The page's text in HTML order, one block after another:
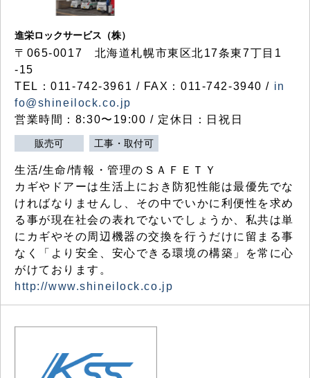
進栄ロックサービス（株）
〒065-0017 北海道札幌市東区北17条東7丁目1
-15
TEL：011-742-3961 / FAX：011-742-3940 / in
fo@shineilock.co.jp
営業時間：8:30〜19:00 / 定休日：日祝日
販売可 工事・取付可
生活/生命/情報・管理のＳＡＦＥＴＹ
カギやドアーは生活上におき防犯性能は最優先でな
ければなりませんし、その中でいかに利便性を求め
る事が現在社会の表れでないでしょうか、私共は単
にカギやその周辺機器の交換を行うだけに留まる事
なく「より安全、安心できる環境の構築」を常に心
がけております。
http://www.shineilock.co.jp